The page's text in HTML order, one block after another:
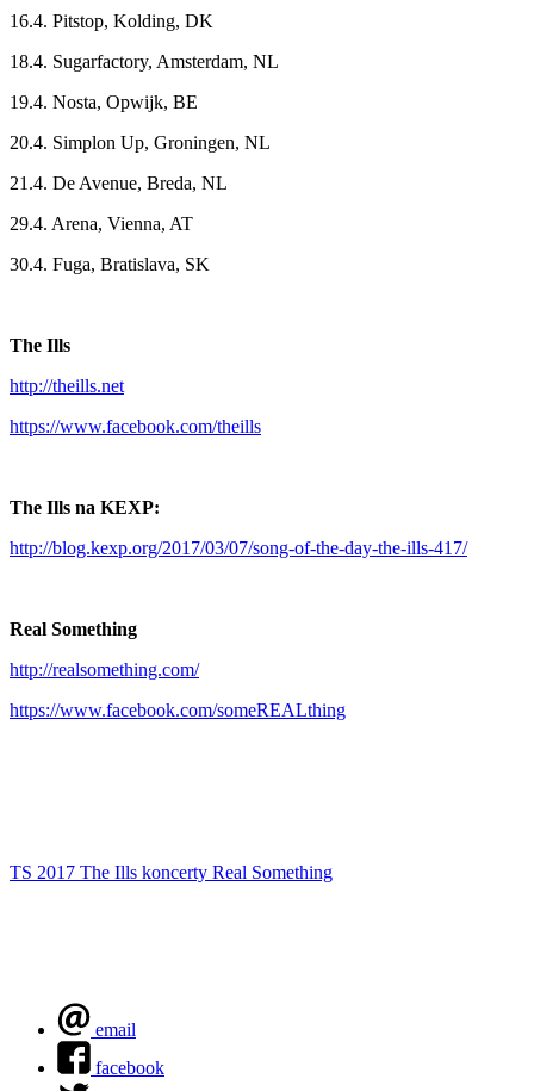
16.4. Pitstop, Kolding, DK
18.4. Sugarfactory, Amsterdam, NL
19.4. Nosta, Opwijk, BE
20.4. Simplon Up, Groningen, NL
21.4. De Avenue, Breda, NL
29.4. Arena, Vienna, AT
30.4. Fuga, Bratislava, SK
The Ills
http://theills.net
https://www.facebook.com/theills
The Ills na KEXP:
http://blog.kexp.org/2017/03/07/song-of-the-day-the-ills-417/
Real Something
http://realsomething.com/
https://www.facebook.com/someREALthing
TS 2017 The Ills koncerty Real Something
email
facebook